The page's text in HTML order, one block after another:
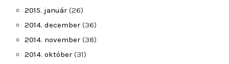
2015. január (26)
2014. december (36)
2014. november (38)
2014. október (31)